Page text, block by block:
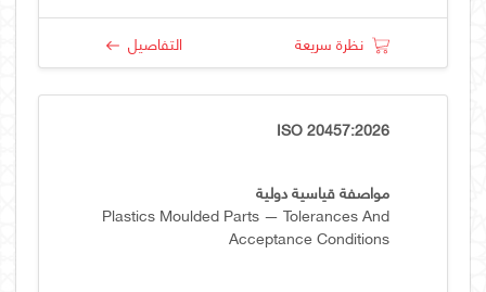
نظرة سريعة التفاصيل
ISO 20457:2026
مواصفة قياسية دولية
Plastics Moulded Parts — Tolerances And
Acceptance Conditions